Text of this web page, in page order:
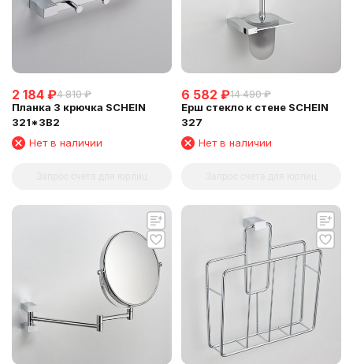
2 184 ₽4 810 ₽
Планка 3 крючка SCHEIN
321*3B2
Нет в наличии
6 582 ₽14 490 ₽
Ерш стекло к стене SCHEIN
327
Нет в наличии